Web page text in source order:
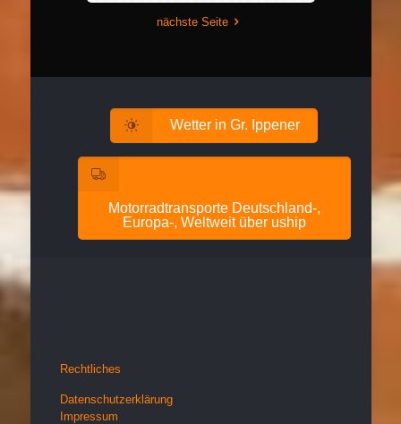
nächste Seite
Wetter in Gr. Ippener
Motorradtransporte Deutschland-,
Europa-, Weltweit über uship
Rechtliches
Datenschutzerklärung
Impressum